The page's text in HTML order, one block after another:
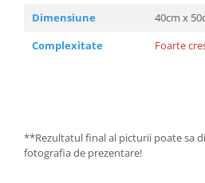
Dimensiune
40cm x
Complexitate
Foarte
**Rezultatul final al picturii poate sa
fotografia de prezentare!